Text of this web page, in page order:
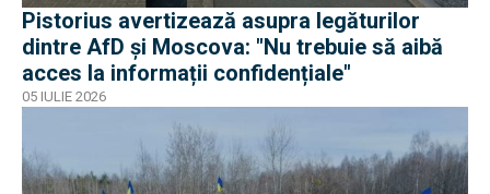
Pistorius avertizează asupra legăturilor
dintre AfD și Moscova: "Nu trebuie să aibă
acces la informații confidențiale"
05 IULIE 2026